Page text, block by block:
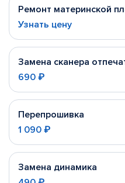
Ремонт материнской
Узнать цену
Замена сканера
690 ₽
Перепрошивка
1 090 ₽
Замена динамика